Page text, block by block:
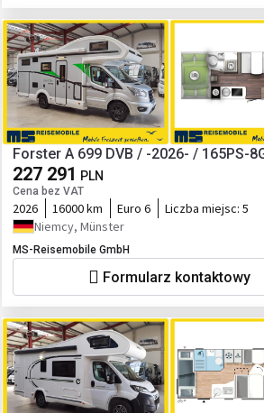
Forster A 699 DVB / -2026- / 165PS-
227 291 PLN
Cena bez VAT
2026 16000 km Euro 6 Liczba miejsc: 5
Niemcy, Münster
MS-Reisemobile GmbH
Formularz kontaktowy